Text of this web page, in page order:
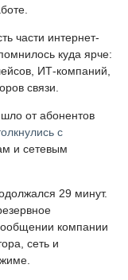
части интернет-
куда ярче:
ИТ-компаний,
связи.
от абонентов
с
и сетевым
29 минут.
компании
сеть и